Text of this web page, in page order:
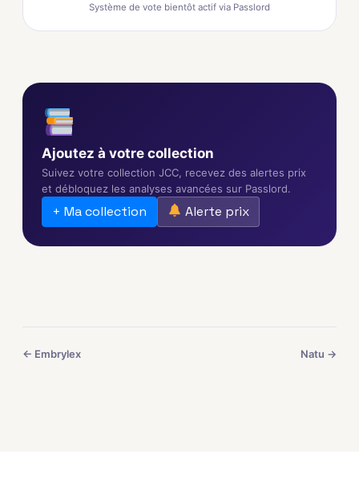
Système de vote bientôt actif via Passlord
Ajoutez à votre collection
Suivez votre collection JCC, recevez des alertes prix
et débloquez les analyses avancées sur Passlord.
+ Ma collection Alerte prix
← Embrylex Natu →